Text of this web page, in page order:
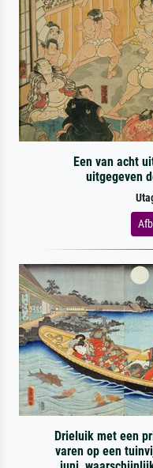
Een van acht
uitgegeven
Drieluik met een
varen op een